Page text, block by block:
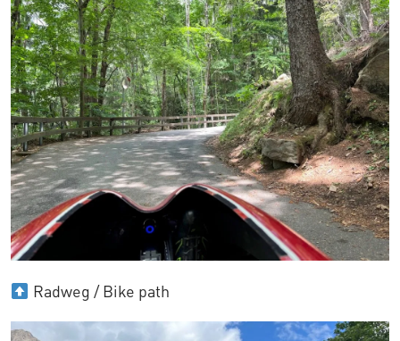
Radweg / Bike path